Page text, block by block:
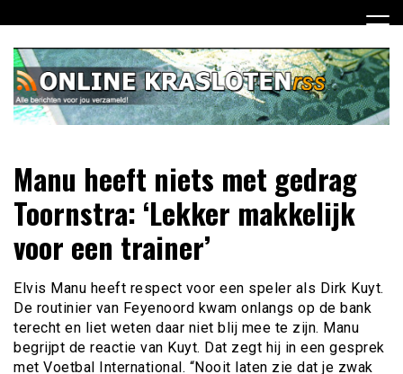
naar
inhoud
Online Krasloten RSS
jou verzameld
Manu heeft niets met gedrag
Toornstra: ‘Lekker makkelijk
voor een trainer’
Elvis Manu heeft respect voor een speler als Dirk Kuyt.
De routinier van Feyenoord kwam onlangs op de bank
terecht en liet weten daar niet blij mee te zijn. Manu
begrijpt de reactie van Kuyt. Dat zegt hij in een gesprek
met Voetbal International. “Nooit laten zie dat je zwak